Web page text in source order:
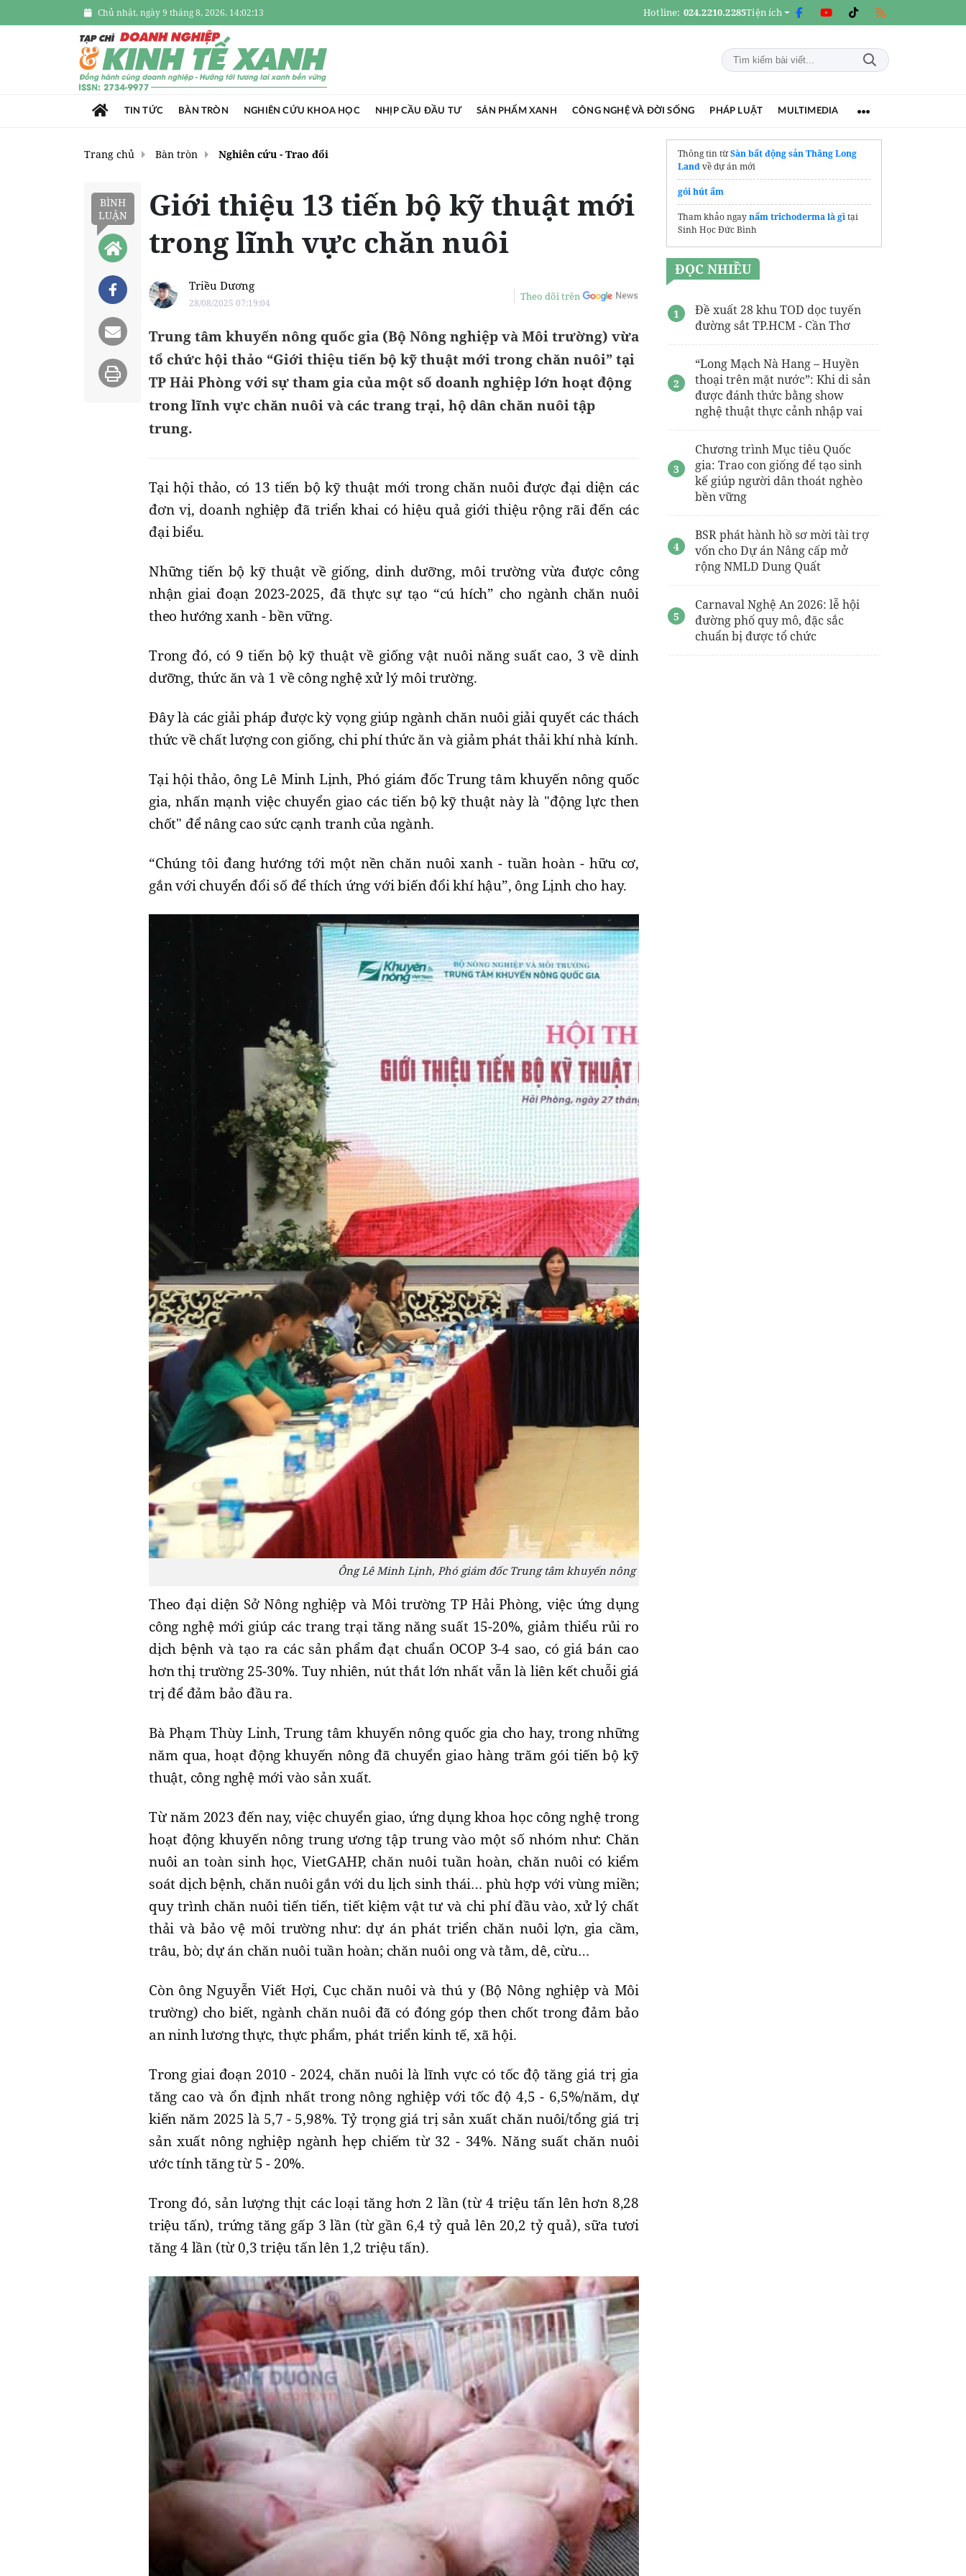
Chủ nhật, ngày 9 tháng 8, 2026, 14:02:15 Hotline: 024.2210.2285Tiện ích
TIN TỨC BÀN TRÒN NGHIÊN CỨU KHOA HỌC NHỊP CẦU ĐẦU TƯ SẢN PHẨM XANH CÔNG NGHỆ VÀ ĐỜI SỐNG PHÁP LUẬT MULTIMEDIA
Trang chủ Bàn tròn Nghiên cứu - Trao đổi
BÌNH
LUẬN
Giới thiệu 13 tiến bộ kỹ thuật mới
trong lĩnh vực chăn nuôi
Triều Dương
28/08/2025 07:19:04
Theo dõi trên
Trung tâm khuyến nông quốc gia (Bộ Nông nghiệp và Môi trường) vừa
tổ chức hội thảo “Giới thiệu tiến bộ kỹ thuật mới trong chăn nuôi” tại
TP Hải Phòng với sự tham gia của một số doanh nghiệp lớn hoạt động
trong lĩnh vực chăn nuôi và các trang trại, hộ dân chăn nuôi tập
trung.
Tại hội thảo, có 13 tiến bộ kỹ thuật mới trong chăn nuôi được đại diện các
đơn vị, doanh nghiệp đã triển khai có hiệu quả giới thiệu rộng rãi đến các
đại biểu.
Những tiến bộ kỹ thuật về giống, dinh dưỡng, môi trường vừa được công
nhận giai đoạn 2023-2025, đã thực sự tạo “cú hích” cho ngành chăn nuôi
theo hướng xanh - bền vững.
Trong đó, có 9 tiến bộ kỹ thuật về giống vật nuôi năng suất cao, 3 về dinh
dưỡng, thức ăn và 1 về công nghệ xử lý môi trường.
Đây là các giải pháp được kỳ vọng giúp ngành chăn nuôi giải quyết các thách
thức về chất lượng con giống, chi phí thức ăn và giảm phát thải khí nhà kính.
Tại hội thảo, ông Lê Minh Lịnh, Phó giám đốc Trung tâm khuyến nông quốc
gia, nhấn mạnh việc chuyển giao các tiến bộ kỹ thuật này là "động lực then
chốt" để nâng cao sức cạnh tranh của ngành.
“Chúng tôi đang hướng tới một nền chăn nuôi xanh - tuần hoàn - hữu cơ,
gắn với chuyển đổi số để thích ứng với biến đổi khí hậu”, ông Lịnh cho hay.
Ông Lê Minh Lịnh, Phó giám đốc Trung tâm khuyến nông quốc gia phát biểu chia sẻ tại hội thảo. Ảnh: Đinh Mười.
Theo đại diện Sở Nông nghiệp và Môi trường TP Hải Phòng, việc ứng dụng
công nghệ mới giúp các trang trại tăng năng suất 15-20%, giảm thiểu rủi ro
dịch bệnh và tạo ra các sản phẩm đạt chuẩn OCOP 3-4 sao, có giá bán cao
hơn thị trường 25-30%. Tuy nhiên, nút thắt lớn nhất vẫn là liên kết chuỗi giá
trị để đảm bảo đầu ra.
Bà Phạm Thùy Linh, Trung tâm khuyến nông quốc gia cho hay, trong những
năm qua, hoạt động khuyến nông đã chuyển giao hàng trăm gói tiến bộ kỹ
thuật, công nghệ mới vào sản xuất.
Từ năm 2023 đến nay, việc chuyển giao, ứng dụng khoa học công nghệ trong
hoạt động khuyến nông trung ương tập trung vào một số nhóm như: Chăn
nuôi an toàn sinh học, VietGAHP, chăn nuôi tuần hoàn, chăn nuôi có kiểm
soát dịch bệnh, chăn nuôi gắn với du lịch sinh thái… phù hợp với vùng miền;
quy trình chăn nuôi tiến tiến, tiết kiệm vật tư và chi phí đầu vào, xử lý chất
thải và bảo vệ môi trường như: dự án phát triển chăn nuôi lợn, gia cầm,
trâu, bò; dự án chăn nuôi tuần hoàn; chăn nuôi ong và tằm, dê, cừu…
Còn ông Nguyễn Viết Hợi, Cục chăn nuôi và thú y (Bộ Nông nghiệp và Môi
trường) cho biết, ngành chăn nuôi đã có đóng góp then chốt trong đảm bảo
an ninh lương thực, thực phẩm, phát triển kinh tế, xã hội.
Trong giai đoạn 2010 - 2024, chăn nuôi là lĩnh vực có tốc độ tăng giá trị gia
tăng cao và ổn định nhất trong nông nghiệp với tốc độ 4,5 - 6,5%/năm, dự
kiến năm 2025 là 5,7 - 5,98%. Tỷ trọng giá trị sản xuất chăn nuôi/tổng giá trị
sản xuất nông nghiệp ngành hẹp chiếm từ 32 - 34%. Năng suất chăn nuôi
ước tính tăng từ 5 - 20%.
Trong đó, sản lượng thịt các loại tăng hơn 2 lần (từ 4 triệu tấn lên hơn 8,28
triệu tấn), trứng tăng gấp 3 lần (từ gần 6,4 tỷ quả lên 20,2 tỷ quả), sữa tươi
tăng 4 lần (từ 0,3 triệu tấn lên 1,2 triệu tấn).
Thông tin từSàn bất động sản Thăng Long
Landvề dự án mới
gói hút ẩm
Tham khảo ngaynấm trichoderma là gìtại
Sinh Học Đức Bình
ĐỌC NHIỀU
Đề xuất 28 khu TOD dọc tuyến
đường sắt TP.HCM - Cần Thơ
“Long Mạch Nà Hang – Huyền
thoại trên mặt nước”: Khi di sản
được đánh thức bằng show
nghệ thuật thực cảnh nhập vai
Chương trình Mục tiêu Quốc
gia: Trao con giống để tạo sinh
kế giúp người dân thoát nghèo
bền vững
BSR phát hành hồ sơ mời tài trợ
vốn cho Dự án Nâng cấp mở
rộng NMLD Dung Quất
Carnaval Nghệ An 2026: lễ hội
đường phố quy mô, đặc sắc
chuẩn bị được tổ chức